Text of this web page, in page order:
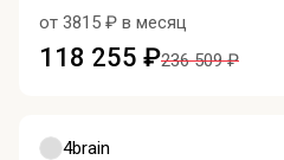
от 3815 ₽ в месяц
118 255 ₽236 509 ₽
4brain